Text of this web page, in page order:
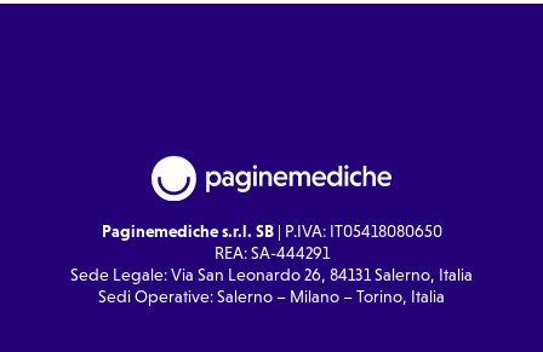
Paginemediche s.r.l. SB| P.IVA: IT05418080650
REA: SA-444291
Sede Legale: Via San Leonardo 26, 84131 Salerno, Italia
Sedi Operative: Salerno – Milano – Torino, Italia